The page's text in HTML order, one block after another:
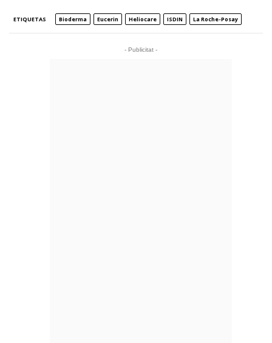
ETIQUETAS Bioderma Eucerin Heliocare ISDIN La Roche-Posay
- Publicitat -